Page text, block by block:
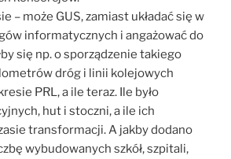
– może GUS, zamiast układać się w
informatycznych i angażować do
się np. o sporządzenie takiego
dróg i linii kolejowych
PRL, a ile teraz. Ile było
hut i stoczni, a ile ich
transformacji. A jakby dodano
wybudowanych szkół, szpitali,